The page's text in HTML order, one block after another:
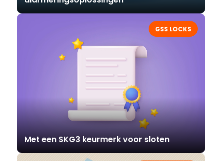
GSS LOCKS
Met een SKG3 keurmerk voor sloten